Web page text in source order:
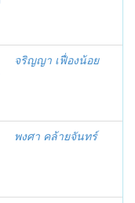
จริญญา เฟื่องน้อย
พงศา คล้ายจันทร์